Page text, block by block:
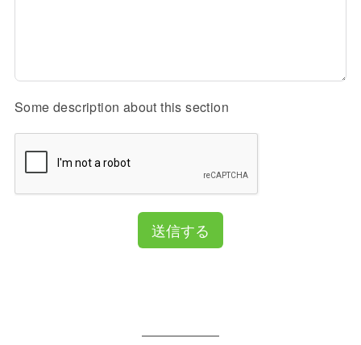
Some description about this section
送信する